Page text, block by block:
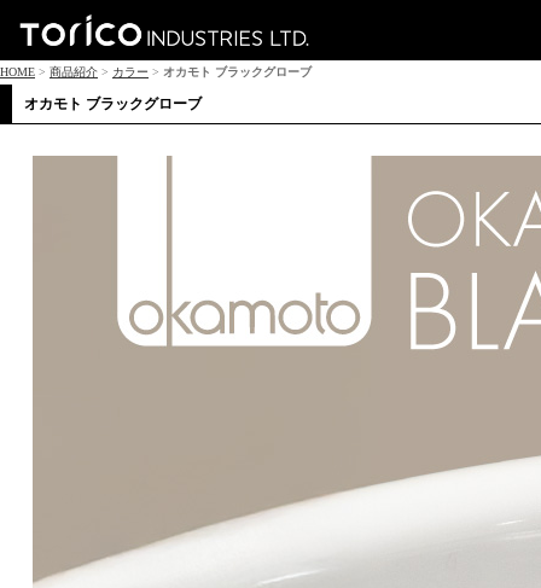
HOME > 商品紹介 > カラー > オカモト ブラックグローブ
オカモト ブラックグローブ